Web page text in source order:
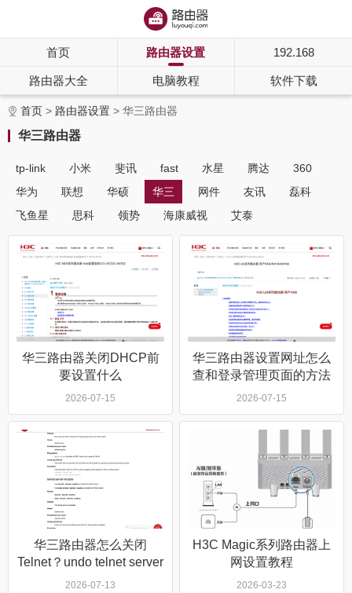
首页 路由器设置 192.168
路由器大全 电脑教程 软件下载
首页 路由器设置 华三路由器
华三路由器
tp-link 小米 斐讯 fast 水星 腾达
360
华为
联想 华硕 华三 网件 友讯
磊科
飞鱼星
思科 领势 海康威视 艾泰
华三路由器关闭DHCP前
要设置什么
2026-07-15
华三路由器设置网址怎么
查和登录管理页面的方法
2026-07-15
华三路由器怎么关闭
Telnet？undo telnet server
enable命令原理
2026-07-13
H3C Magic系列路由器上
网设置教程
（192.168.124.1登录入
2026-03-23